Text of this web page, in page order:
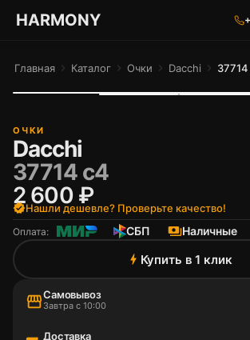
ГАРМОНИЯ ГЛАЗ
HARMONY
Главная chevron_right Каталог chevron_right Очки chevron_right Dacchi chevron_right
ОЧКИ
Dacchi
37714 c4
2 600 ₽
verifiedНашли дешевле? Проверьте качество!
Оплата: СБП paymentsНаличные
bolt Купить в 1 клик
storefrontСамовывоз
Завтра с 10:00
Доставка